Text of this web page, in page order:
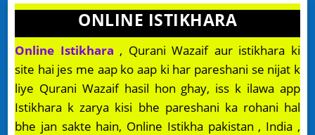
ONLINE ISTIKHARA
Online Istikhara , Qurani Wazaif aur istikhara ki
site hai jes me aap ko aap ki har pareshani se nijat k
liye Qurani Wazaif hasil hon ghay, iss k ilawa app
Istikhara k zarya kisi bhe pareshani ka rohani hal
bhe jan sakte hain, Online Istikha pakistan , India ,